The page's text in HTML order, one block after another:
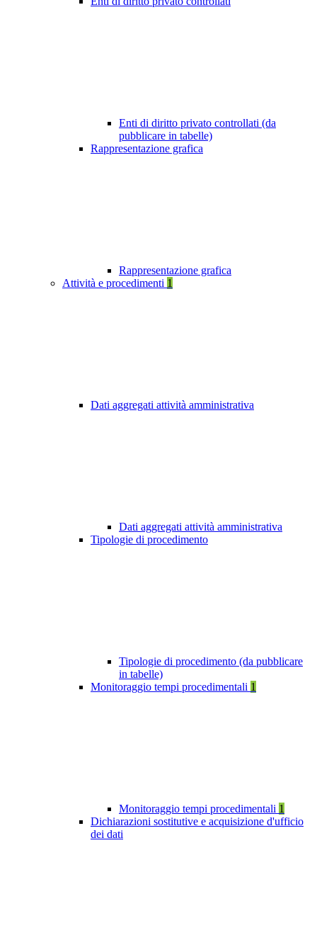
Enti di diritto privato controllati (da
pubblicare in tabelle)
Rappresentazione grafica
Rappresentazione grafica
Attività e procedimenti 1
Dati aggregati attività amministrativa
Dati aggregati attività amministrativa
Tipologie di procedimento
Tipologie di procedimento (da pubblicare
in tabelle)
Monitoraggio tempi procedimentali 1
Monitoraggio tempi procedimentali 1
Dichiarazioni sostitutive e acquisizione d'ufficio
dei dati